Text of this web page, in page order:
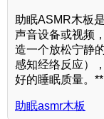
助眠ASMR木板
声音设备或视频
造一个放松宁静
感知经络反应）
好的睡眠质量。**
助眠asmr木板